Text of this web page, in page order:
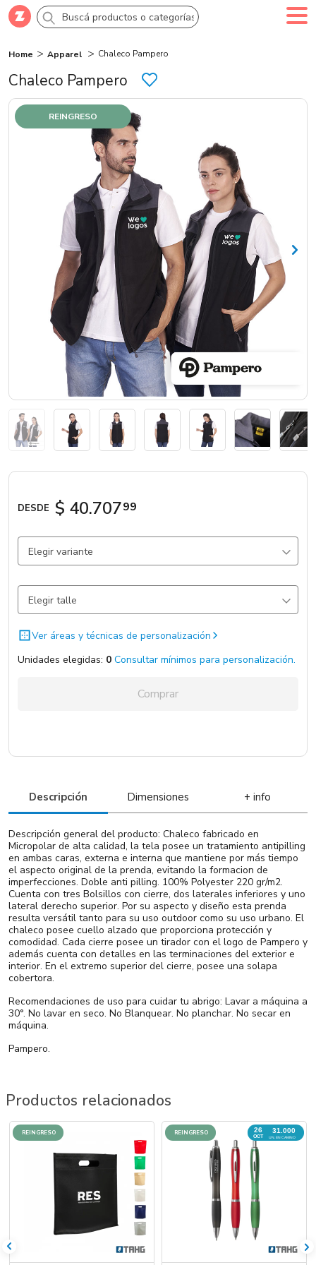
Comprar Creá tu cuenta
Categorías
SALE 70% OFF
Novedades
Campañas
Logo 24hs
Marcas
Catálogos
Sé partner
Chaleco Pampero
Home Apparel Chaleco Pampero
REINGRESO
DESDE $ 40.70799
Elegir variante
Negro 4146 un.
Gris Oscuro 1970 un.
Elegir talle
Total:
Ver áreas y técnicas de personalización
Unidades elegidas: 0 Consultar mínimos para personalización.
Comprar
Descripción Dimensiones + info
Descripción general del producto: Chaleco fabricado en
Micropolar de alta calidad, la tela posee un tratamiento antipilling
en ambas caras, externa e interna que mantiene por más tiempo
el aspecto original de la prenda, evitando la formacion de
imperfecciones. Doble anti pilling. 100% Polyester 220 gr/m2.
Cuenta con tres Bolsillos con cierre, dos laterales inferiores y uno
lateral derecho superior. Por su aspecto y diseño esta prenda
resulta versátil tanto para su uso outdoor como su uso urbano. El
chaleco posee cuello alzado que proporciona protección y
comodidad. Cada cierre posee un tirador con el logo de Pampero y
además cuenta con detalles en las terminaciones del exterior e
interior. En el extremo superior del cierre, posee una solapa
cobertora.
Recomendaciones de uso para cuidar tu abrigo: Lavar a máquina a
30°. No lavar en seco. No Blanquear. No planchar. No secar en
máquina.
Pampero.
Productos relacionados
REINGRESO 26
OCT
31.000
UN. EN CAMINO
REINGRESO